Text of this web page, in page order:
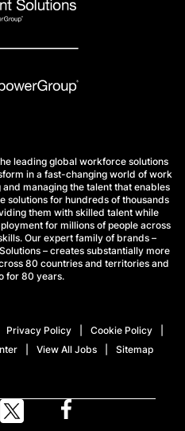
leading global workforce solutions
in a fast-changing world of work
managing the talent that enables
solutions for hundreds of thousands
them with skilled talent while
for millions of people across
Our expert family of brands –
– creates substantially more
80 countries and territories and
for 80 years.
Privacy Policy Cookie Policy
View All Jobs Sitemap